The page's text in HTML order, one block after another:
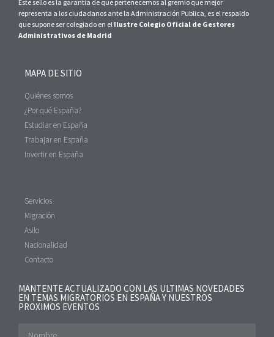
Este sello es la garantía de que pertenecemos al gremio que mejor
representa a los ciudadanos ante la Administración Publica, es el respaldo
que supone ser colegiado en el Ilustre Colegio Oficial de Gestores
Administrativos de Madrid
MAPA DE SITIO
Quiénes somos
¿Por qué España?
Estudiar en España
Trabajar en España
Invertir en España
Servicios
Migración
Asilo
Nacionalidad
Contacto
MANTENTE ACTUALIZADO CON LAS ULTIMAS NOVEDADES
EN TEMAS MIGRATORIOS EN ESPAÑA Y NUESTROS
PROXIMOS EVENTOS